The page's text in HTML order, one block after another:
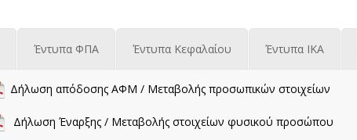
Έντυπα ΦΠΑ Έντυπα Κεφαλαίου Έντυπα ΙΚΑ
Δήλωση απόδοσης ΑΦΜ / Μεταβολής προσωπικών στοιχείων
Δήλωση Έναρξης / Μεταβολής στοιχείων φυσικού προσώπου